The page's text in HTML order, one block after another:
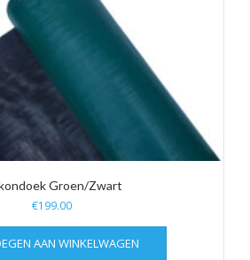
Groen/Zwart
€199.00
AAN WINKELWAGEN